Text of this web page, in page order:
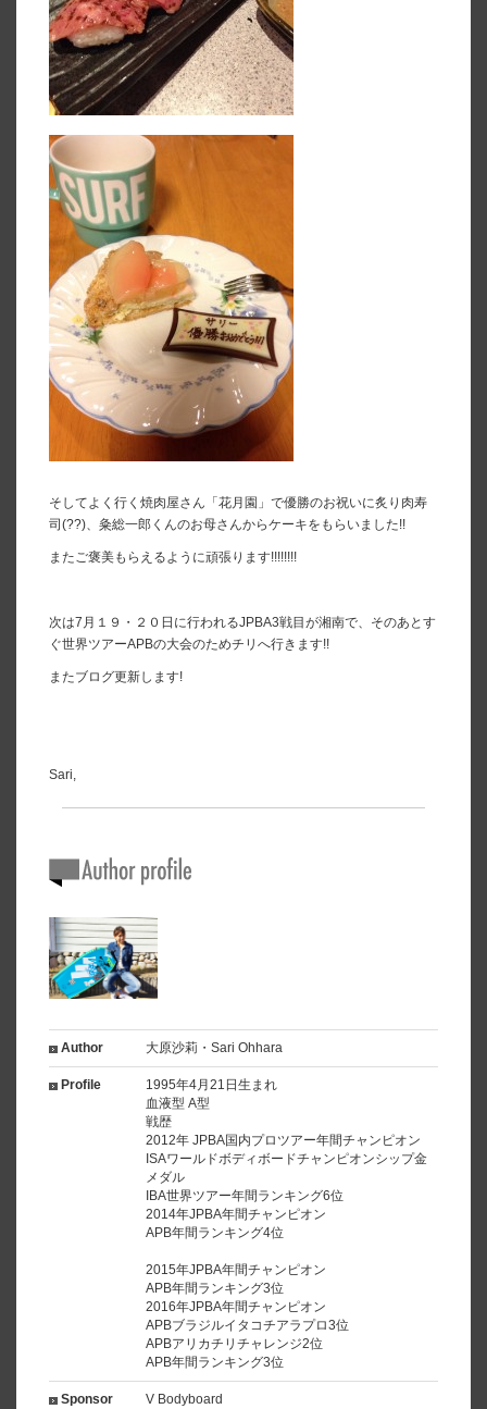
そしてよく行く焼肉屋さん「花月園」で優勝のお祝いに炙り肉寿
司(??)、粂総一郎くんのお母さんからケーキをもらいました!!
またご褒美もらえるように頑張ります!!!!!!!!
次は7月１９・２０日に行われるJPBA3戦目が湘南で、そのあとす
ぐ世界ツアーAPBの大会のためチリへ行きます!!
またブログ更新します!
Sari,
Author 大原沙莉・Sari Ohhara
Profile
1995年4月21日生まれ
血液型 A型
戦歴
2012年 JPBA国内プロツアー年間チャンピオン
ISAワールドボディボードチャンピオンシップ金
メダル
IBA世界ツアー年間ランキング6位
2014年JPBA年間チャンピオン
APB年間ランキング4位
2015年JPBA年間チャンピオン
APB年間ランキング3位
2016年JPBA年間チャンピオン
APBブラジルイタコチアラプロ3位
APBアリカチリチャレンジ2位
APB年間ランキング3位
Sponsor
V Bodyboard